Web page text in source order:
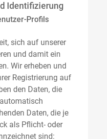
Identifizierung
Profils
sich auf unserer
und damit ein
Wir erheben und
Registrierung auf
den Daten, die
Daten, die je
als Pflicht- oder
sind: